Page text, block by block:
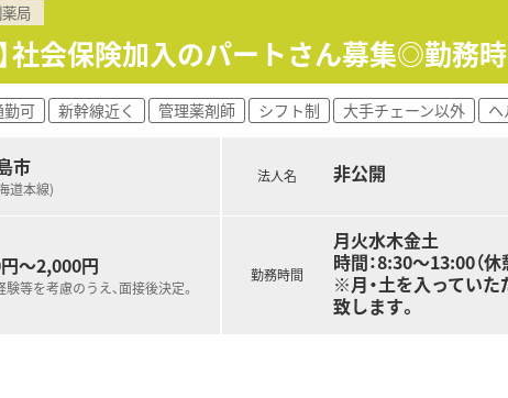
局
社会保険加入のパートさん募集◎勤務
勤可 新幹線近く 管理薬剤師 シフト制 大手チェーン以外
市
道本線)
～2,000円
等を考慮のうえ、面接後決定。
法人名 非公開
勤務時間
月火水木金土
時間：8:30～13:00（休
※月・土を入っていた
致します。